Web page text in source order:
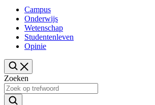
Campus
Onderwijs
Wetenschap
Studentenleven
Opinie
Zoeken